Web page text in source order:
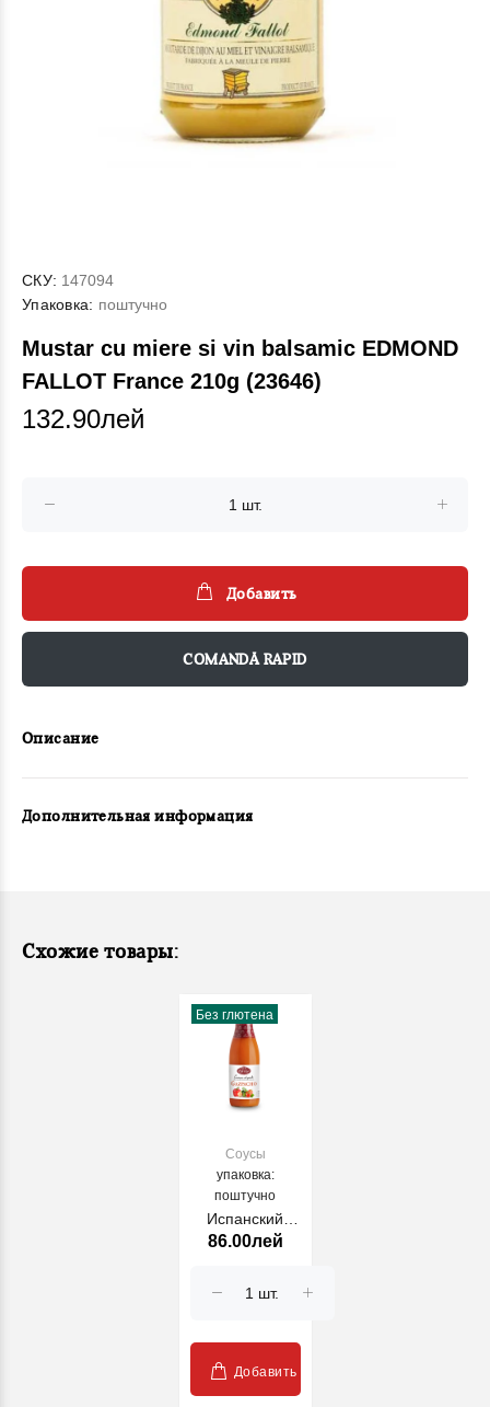
СКУ: 147094
Упаковка: поштучно
Mustar cu miere si vin balsamic EDMOND
FALLOT France 210g (23646)
132.90лей
Добавить
COMANDĂ RAPID
Описание
Дополнительная информация
Схожие товары:
Без глютена
Соусы
упаковка:
поштучно
Испанский
Гаспачо Ferrer
86.00лей
Добавить